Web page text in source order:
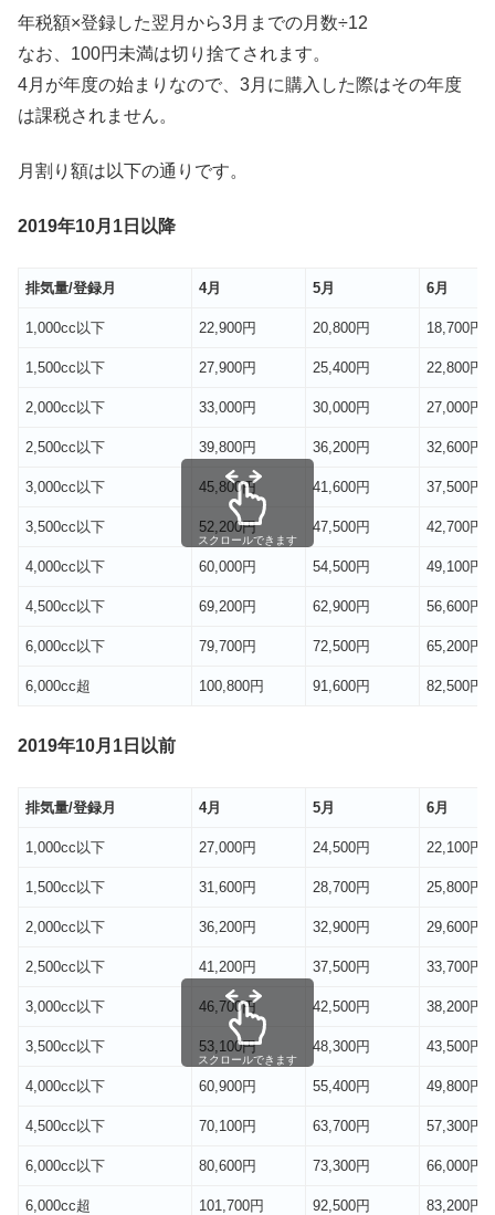
年税額×登録した翌月から3月までの月数÷12
なお、100円未満は切り捨てされます。
4月が年度の始まりなので、3月に購入した際はその年度
は課税されません。
月割り額は以下の通りです。
2019年10月1日以降
排気量/登録月 4月 5月 6月
1,000cc以下 22,900円 20,800円 18,700円
1,500cc以下 27,900円 25,400円 22,800円
2,000cc以下 33,000円 30,000円 27,000円
2,500cc以下 39,800円 36,200円 32,600円
3,000cc以下 45,800円 41,600円 37,500円
3,500cc以下 52,200円 47,500円 42,700円
4,000cc以下 60,000円 54,500円 49,100円
4,500cc以下 69,200円 62,900円 56,600円
6,000cc以下 79,700円 72,500円 65,200円
6,000cc超 100,800円 91,600円 82,500円
スクロールできます
2019年10月1日以前
排気量/登録月 4月 5月 6月
1,000cc以下 27,000円 24,500円 22,100円
1,500cc以下 31,600円 28,700円 25,800円
2,000cc以下 36,200円 32,900円 29,600円
2,500cc以下 41,200円 37,500円 33,700円
3,000cc以下 46,700円 42,500円 38,200円
3,500cc以下 53,100円 48,300円 43,500円
4,000cc以下 60,900円 55,400円 49,800円
4,500cc以下 70,100円 63,700円 57,300円
6,000cc以下 80,600円 73,300円 66,000円
6,000cc超 101,700円 92,500円 83,200円
スクロールできます